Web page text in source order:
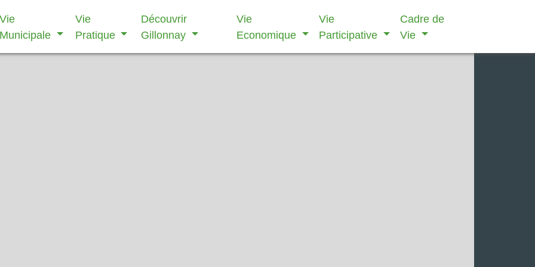
Vie
Municipale
Vie
Pratique
Découvrir
Gillonnay
Vie
Economique
Vie
Participative
Cadre de
Vie